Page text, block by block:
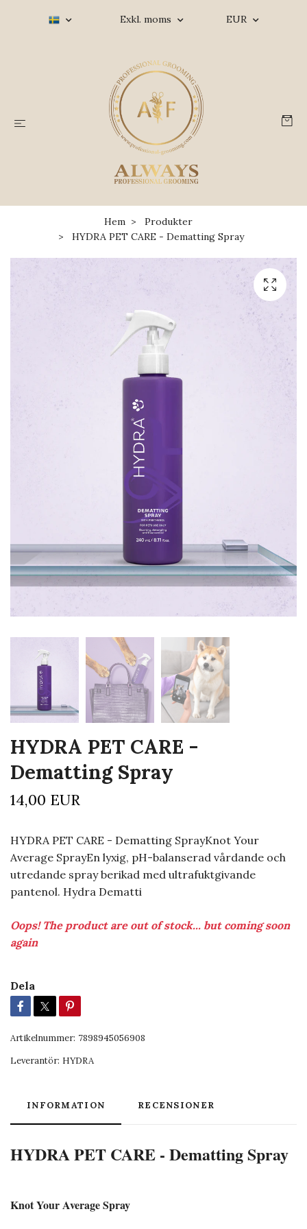
Exkl. moms EUR
Hem
Produkter
HYDRA PET CARE - Dematting Spray
HYDRA PET CARE -
Dematting Spray
14,00 EUR
HYDRA PET CARE - Dematting SprayKnot Your
Average SprayEn lyxig, pH-balanserad vårdande och
utredande spray berikad med ultrafuktgivande
pantenol. Hydra Dematti
Oops! The product are out of stock... but coming soon
again
Dela
Artikelnummer: 7898945056908
Leverantör: HYDRA
INFORMATION RECENSIONER
HYDRA PET CARE - Dematting Spray
Knot Your Average Spray